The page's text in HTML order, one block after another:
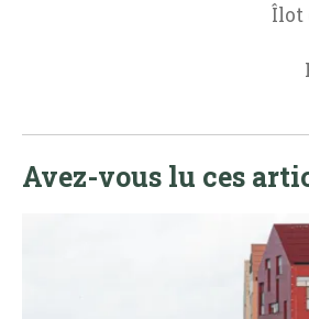
Îlot
Avez-vous lu ces